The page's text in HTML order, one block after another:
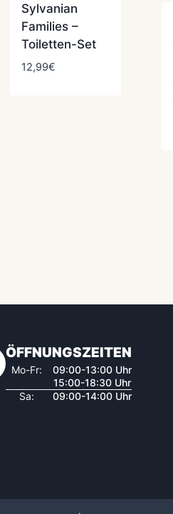
Sylvanian
Families –
Toiletten-Set
12,99€
ÖFFNUNGSZEITEN
Mo-Fr:
09:00-13:00 Uhr
15:00-18:30 Uhr
Sa:
09:00-14:00 Uhr